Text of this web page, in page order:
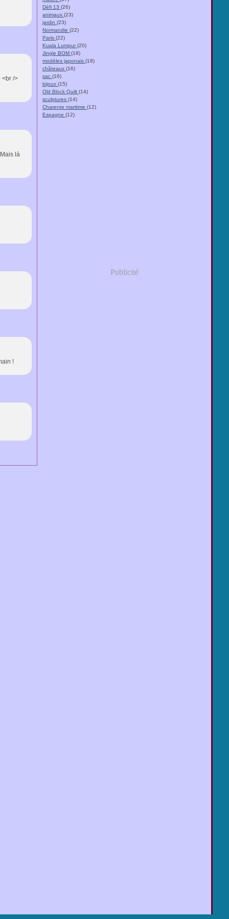
<br />
là
!
Défi 13 (26)
animaux (23)
jardin (23)
Normandie (22)
Paris (22)
Kuala Lumpur (20)
Jingle BOM (18)
modèles japonais (18)
châteaux (16)
sac (16)
bijoux (15)
Old Block Quilt (14)
sculptures (14)
Charente maritime (12)
Espagne (12)
Publicité